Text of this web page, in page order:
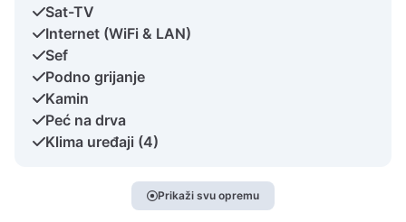
Sat-TV
Internet (WiFi & LAN)
Sef
Podno grijanje
Kamin
Peć na drva
Klima uređaji (4)
Prikaži svu opremu